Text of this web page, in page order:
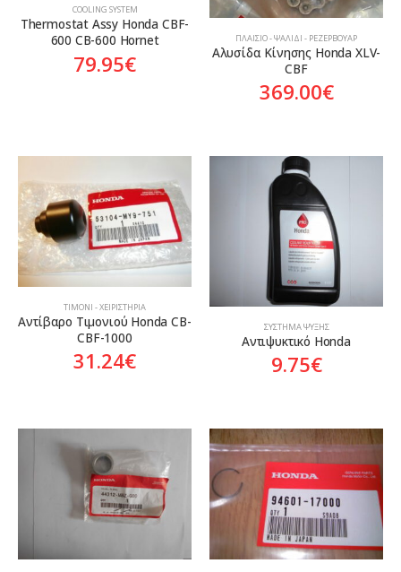
COOLING SYSTEM
Thermostat Assy Honda CBF-
600 CB-600 Hornet
79.95€
ΠΛΑΊΣΙΟ - ΨΑΛΊΔΙ - ΡΕΖΕΡΒΟΥΆΡ
Αλυσίδα Κίνησης Honda XLV-
CBF
369.00€
ΤΙΜΌΝΙ - ΧΕΙΡΙΣΤΉΡΙΑ
Αντίβαρο Τιμονιού Honda CB-
CBF-1000
31.24€
ΣΎΣΤΗΜΑ ΨΎΞΗΣ
Αντιψυκτικό Honda
9.75€